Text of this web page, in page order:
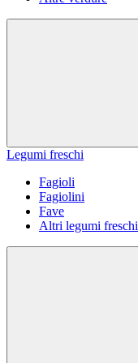
Legumi freschi
Fagioli
Fagiolini
Fave
Altri legumi freschi